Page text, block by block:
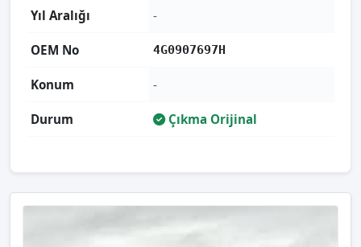
Yıl Aralığı -
OEM No 4G0907697H
Konum -
Durum Çıkma Orijinal